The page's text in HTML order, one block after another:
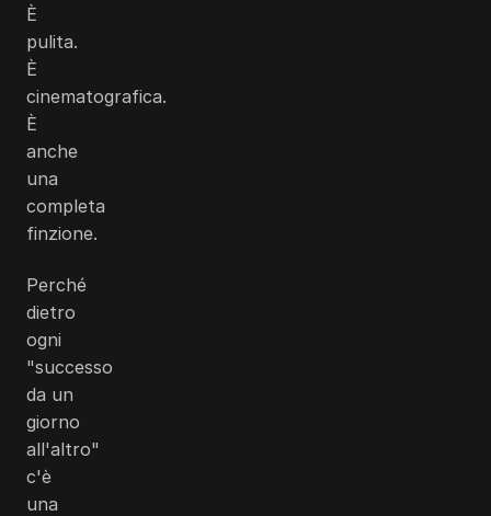
È
pulita.
È
cinematografica.
È
anche
una
completa
finzione.
Perché
dietro
ogni
"successo
da un
giorno
all'altro"
c'è
una